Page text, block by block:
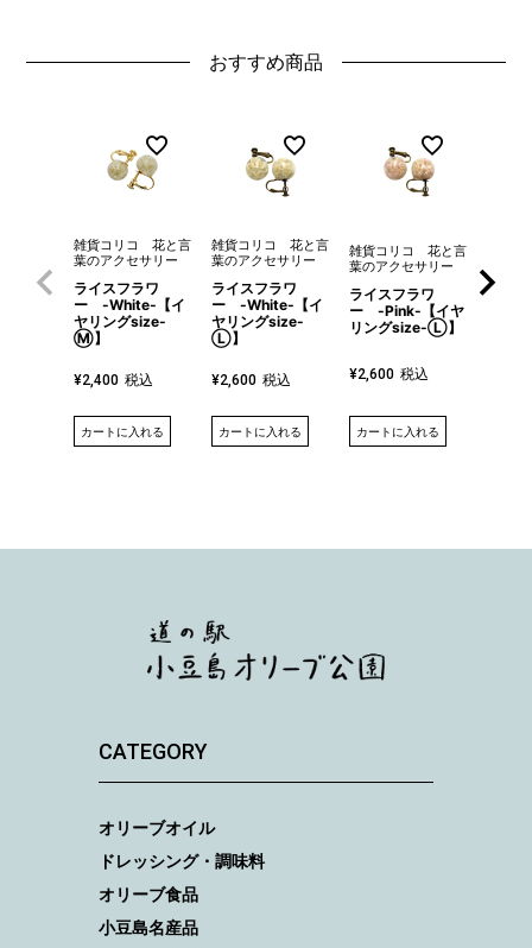
おすすめ商品
雑貨コリコ 花と言
葉のアクセサリー
ライスフラワ
ー -White-【イ
ヤリングsize-
Ⓜ】
¥2,400 税込
カートに入れる
雑貨コリコ 花と言
葉のアクセサリー
ライスフラワ
ー -White-【イ
ヤリングsize-
Ⓛ】
¥2,600 税込
カートに入れる
雑貨コリコ 花と言
葉のアクセサリー
ライスフラワ
ー -Pink-【イヤ
リングsize-Ⓛ】
¥2,600 税込
カートに入れる
ライ
CATEGORY
オリーブオイル
ドレッシング・調味料
オリーブ食品
小豆島名産品